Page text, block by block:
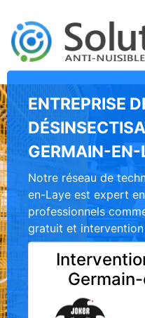
ENTREPRISE
GERMAIN-EN-
Notre réseau de
en-Laye est expert
professionnels
gratuit et